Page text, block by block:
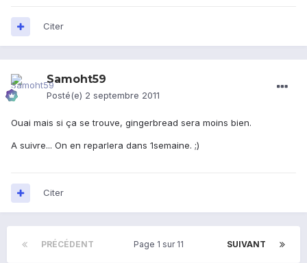
Citer
Samoht59
Posté(e) 2 septembre 2011
Ouai mais si ça se trouve, gingerbread sera moins bien.
A suivre... On en reparlera dans 1semaine. ;)
Citer
PRÉCÉDENT SUIVANT
Page 1 sur 11